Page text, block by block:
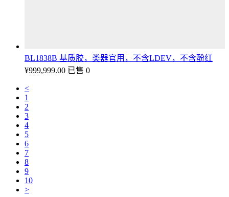
BL1838B 基质胶，类器官用，不含LDEV，不含酚红
¥999,999.00 已售 0
<
1
2
3
4
5
6
7
8
9
10
>